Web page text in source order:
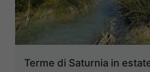
Terme di Saturnia in